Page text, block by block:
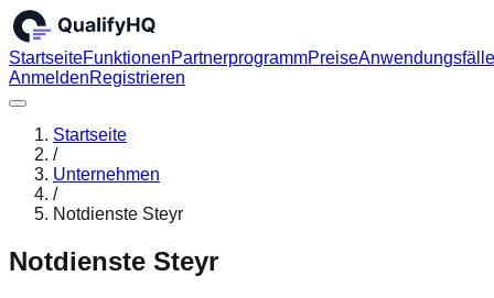
StartseiteFunktionenPartnerprogrammPreiseAnwendungsfälle
AnmeldenRegistrieren
Startseite
/
Unternehmen
/
Notdienste Steyr
Notdienste Steyr